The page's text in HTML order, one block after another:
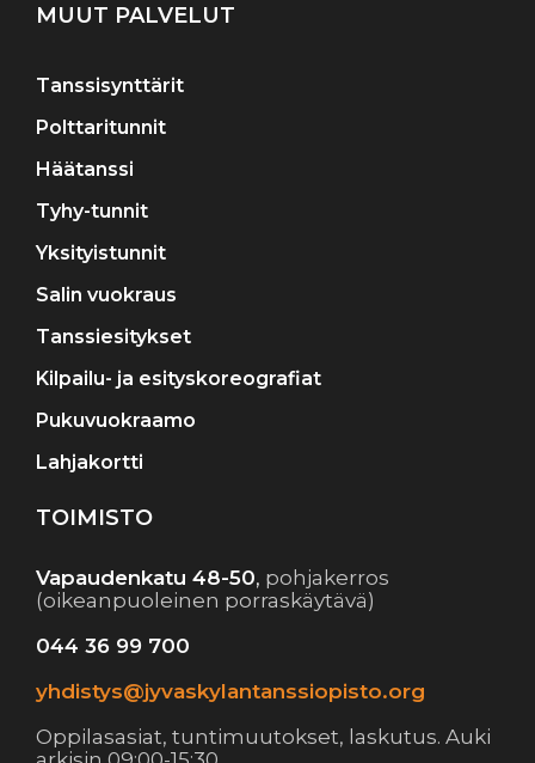
MUUT PALVELUT
Tanssisynttärit
Polttaritunnit
Häätanssi
Tyhy-tunnit
Yksityistunnit
Salin vuokraus
Tanssiesitykset
Kilpailu- ja esityskoreografiat
Pukuvuokraamo
Lahjakortti
TOIMISTO
Vapaudenkatu 48-50, pohjakerros
(oikeanpuoleinen porraskäytävä)
044 36 99 700
yhdistys@jyvaskylantanssiopisto.org
Oppilasasiat, tuntimuutokset, laskutus. Auki